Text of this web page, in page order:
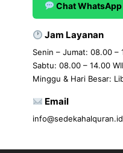
Chat WhatsApp
Jam Layanan
Senin – Jumat: 08.00 –
Sabtu: 08.00 – 14.00
Minggu & Hari Besar:
Email
info@sedekahalquran.id